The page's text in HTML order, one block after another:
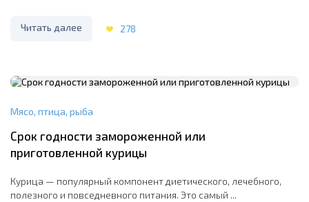
Читать далее 278
Мясо, птица, рыба
Срок годности замороженной или
приготовленной курицы
Курица — популярный компонент диетического, лечебного,
полезного и повседневного питания. Это самый ...